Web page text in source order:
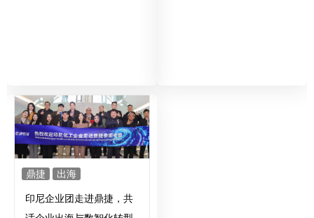
鼎捷 出海
印尼企业团走进鼎捷，共